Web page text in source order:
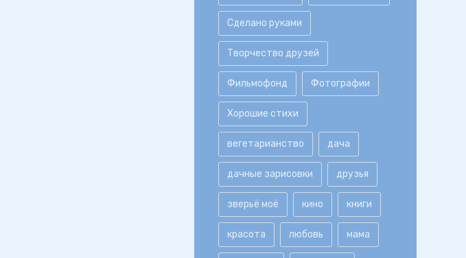
Сделано руками
Творчество друзей
Фильмофонд Фотографии
Хорошие стихи
вегетарианство дача
дачные зарисовки друзья
зверьё моё кино книги
красота любовь мама